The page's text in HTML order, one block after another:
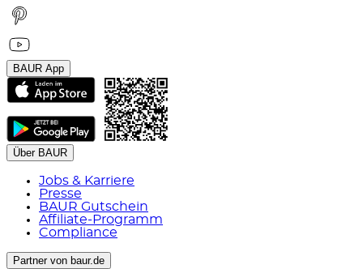
BAUR App
Über BAUR
Jobs & Karriere
Presse
BAUR Gutschein
Affiliate-Programm
Compliance
Partner von baur.de